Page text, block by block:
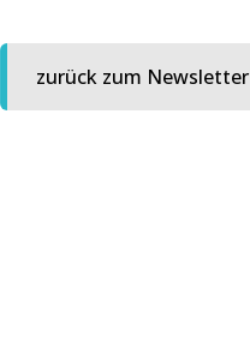
zurück zum Newsletter